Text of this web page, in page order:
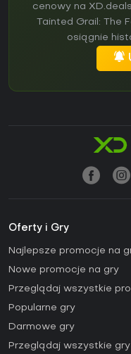
cenowy na
Tainted Grail: The
osiągnie
Oferty i Gry
Najlepsze promocje na
Nowe promocje na gry
Przeglądaj wszystkie
Popularne gry
Darmowe gry
Przeglądaj wszystkie gry